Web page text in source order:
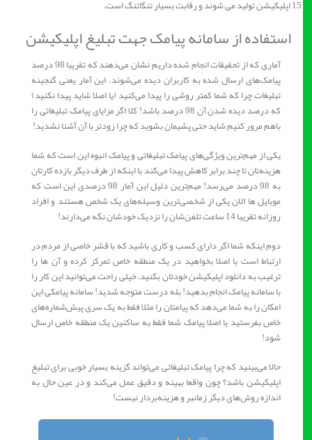
استفاده از سامانه پیامک جهت تبلیغ اپلیکیشن
آماری که از تحقیقات انجام شده داریم نشان می‌دهند که تقریبا 98 درصد
پیامک‌های ارسال شده به کاربران دیده می‌شوند. این آمار یعنی گنجینه
تبلیغات چرا که شما کمتر روشی را پیدا می‌کنید (یا اصلا شاید پیدا نکنید)
که درصد دیده شدن آن 98 درصد باشد! کلا اگر مزایای پیامک تبلیغاتی را
باهم مرور کنیم شاید حتی پشیمان بشوید که چرا زودتر با آن آشنا نشدید!
یکی از مهم‌ترین ویژگی‌های پیامک تبلیغاتی و پیامک انبوه این است که شما
هزینه‌تان تا چند برابر کاهش پیدا می‌کند با اینکه از طرف دیگر بازده کارتان
به 98 درصد می‌رسد! مهم‌ترین دلیل این آمار 98 درصدی این است که
موبایل ها الان یکی از شخصی‌ترین وسیله‌های یک شخص هستند و افراد
روزانه تقریبا 14 ساعت تلفن‌شان را نزدیک خودشان نگه می‌دارند!
دوم اینکه شما اگر دارای کسب و کاری باشید که با قشر خاصی از مردم در
ارتباط است یا اصلا بخواهید در یک منطقه خاص تمرکز کرده و آن ها را
ترغیب به دانلود اپلیکیشن خودتان بکنید، خیلی راحت می‌توانید این کار را
با سامانه پیامک انجام بدهید! بله درست متوجه شدید! سامانه پیامکی این
امکان را به شما می‌دهد که پیامتان را مثلا فقط به یک سری پیش‌شماره‌های
خاص بفرستید یا اصلا پیامک شما فقط به ساکنین یک منطقه خاص ارسال
شود!
حالا می‌بینید که چرا پیامک تبلیغاتی می‌تواند گزینه بسیار خوبی برای تبلیغ
اپلیکیشن باشد؟ چون واقعا بهینه و دقیق عمل می‌کند و در عین حال به
اندازه روش‌های دیگر زمانبر و هزینه‌بردار نیست!